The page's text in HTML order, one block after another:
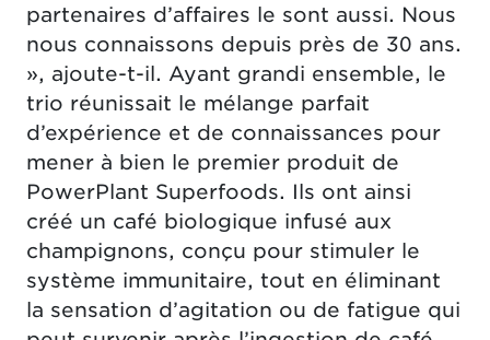
partenaires d’affaires le sont aussi. Nous
nous connaissons depuis près de 30 ans.
», ajoute-t-il. Ayant grandi ensemble, le
trio réunissait le mélange parfait
d’expérience et de connaissances pour
mener à bien le premier produit de
PowerPlant Superfoods. Ils ont ainsi
créé un café biologique infusé aux
champignons, conçu pour stimuler le
système immunitaire, tout en éliminant
la sensation d’agitation ou de fatigue qui